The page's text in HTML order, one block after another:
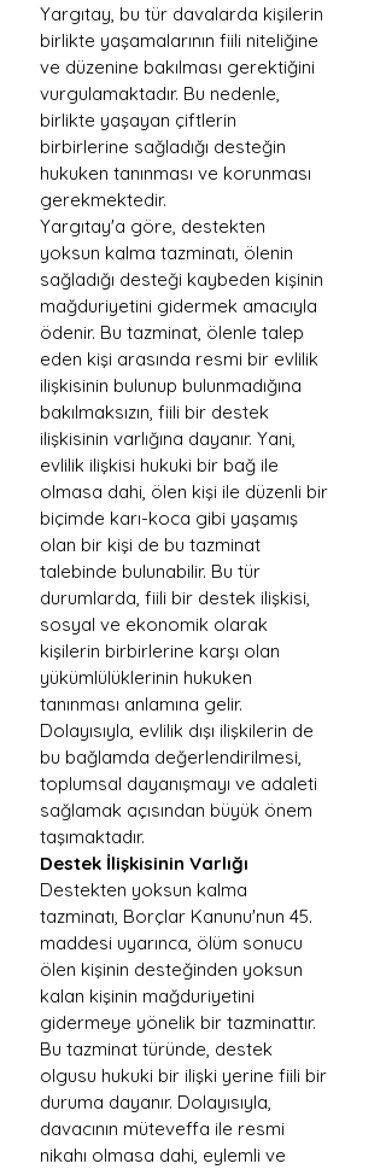
Yargıtay, bu tür davalarda kişilerin
birlikte yaşamalarının fiili niteliğine
ve düzenine bakılması gerektiğini
vurgulamaktadır. Bu nedenle,
birlikte yaşayan çiftlerin
birbirlerine sağladığı desteğin
hukuken tanınması ve korunması
gerekmektedir.
Yargıtay'a göre, destekten
yoksun kalma tazminatı, ölenin
sağladığı desteği kaybeden kişinin
mağduriyetini gidermek amacıyla
ödenir. Bu tazminat, ölenle talep
eden kişi arasında resmi bir evlilik
ilişkisinin bulunup bulunmadığına
bakılmaksızın, fiili bir destek
ilişkisinin varlığına dayanır. Yani,
evlilik ilişkisi hukuki bir bağ ile
olmasa dahi, ölen kişi ile düzenli bir
biçimde karı-koca gibi yaşamış
olan bir kişi de bu tazminat
talebinde bulunabilir. Bu tür
durumlarda, fiili bir destek ilişkisi,
sosyal ve ekonomik olarak
kişilerin birbirlerine karşı olan
yükümlülüklerinin hukuken
tanınması anlamına gelir.
Dolayısıyla, evlilik dışı ilişkilerin de
bu bağlamda değerlendirilmesi,
toplumsal dayanışmayı ve adaleti
sağlamak açısından büyük önem
taşımaktadır.
Destek İlişkisinin Varlığı
Destekten yoksun kalma
tazminatı, Borçlar Kanunu'nun 45.
maddesi uyarınca, ölüm sonucu
ölen kişinin desteğinden yoksun
kalan kişinin mağduriyetini
gidermeye yönelik bir tazminattır.
Bu tazminat türünde, destek
olgusu hukuki bir ilişki yerine fiili bir
duruma dayanır. Dolayısıyla,
davacının müteveffa ile resmi
nikahı olmasa dahi, eylemli ve